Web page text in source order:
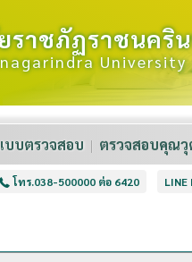
ราชภัฏราชนคริ
University
บบตรวจสอบ ตรวจสอบคุณ
โทร.038-500000 ต่อ 6420 LINE